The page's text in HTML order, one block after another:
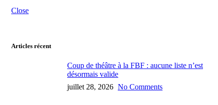
Close
Articles récent
Coup de théâtre à la FBF : aucune liste n’est
désormais valide
juillet 28, 2026 No Comments